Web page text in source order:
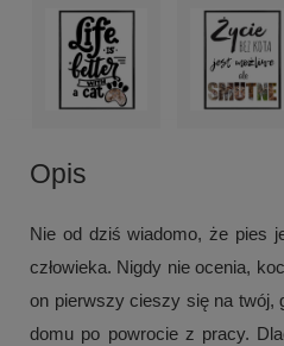
Opis
Nie od dziś wiadomo, że pies
człowieka. Nigdy nie ocenia,
on pierwszy cieszy się na twój,
domu po powrocie z pracy.